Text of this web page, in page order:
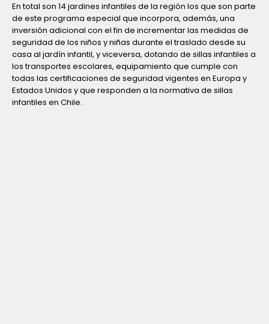
En total son 14 jardines infantiles de la región los que son parte
de este programa especial que incorpora, además, una
inversión adicional con el fin de incrementar las medidas de
seguridad de los niños y niñas durante el traslado desde su
casa al jardín infantil, y viceversa, dotando de sillas infantiles a
los transportes escolares, equipamiento que cumple con
todas las certificaciones de seguridad vigentes en Europa y
Estados Unidos y que responden a la normativa de sillas
infantiles en Chile.